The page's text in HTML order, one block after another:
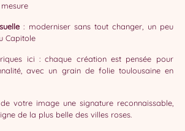
: moderniser sans tout changer, un peu
Capitole
ici : chaque création est pensée pour
avec un grain de folie toulousaine en
votre image une signature reconnaissable,
de la plus belle des villes roses.